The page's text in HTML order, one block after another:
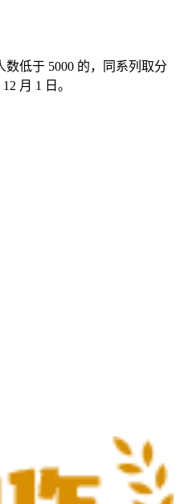
低于 5000 的，同系列取分
月 1 日。